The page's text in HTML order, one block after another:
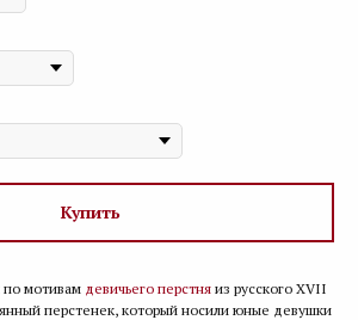
Купить
по мотивам девичьего перстня из русского XVII
перстенек, который носили юные девушки